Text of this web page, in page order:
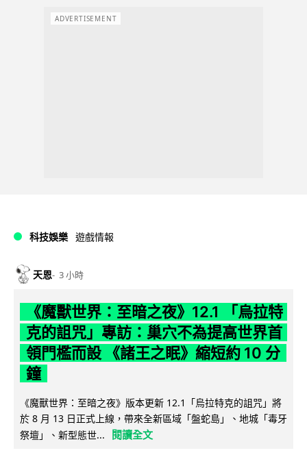
ADVERTISEMENT
科技娛樂 遊戲情報
天恩 3 小時
《魔獸世界：至暗之夜》12.1 「烏拉特
克的詛咒」專訪：巢穴不為提高世界首
領門檻而設 《諸王之眠》縮短約 10 分
鐘
《魔獸世界：至暗之夜》版本更新 12.1「烏拉特克的詛咒」將
於 8 月 13 日正式上線，帶來全新區域「盤蛇島」、地城「毒牙
祭壇」、新型態世...
閱讀全文